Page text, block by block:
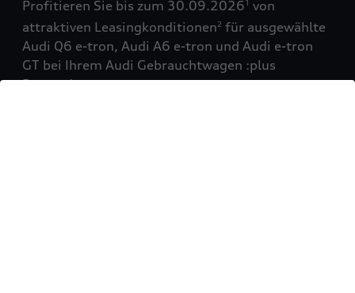
Profitieren Sie bis zum 30.09.20261 von
attraktiven Leasingkonditionen2 für ausgewählte
Audi Q6 e-tron, Audi A6 e-tron und Audi e-tron
GT bei Ihrem Audi Gebrauchtwagen :plus
Partner!